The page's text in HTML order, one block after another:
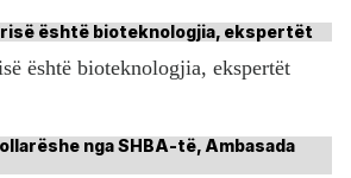
është bioteknologjia, ekspertët